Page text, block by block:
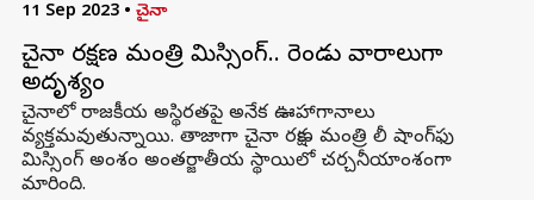
11 Sep 2023 • చైనా
చైనా రక్షణ మంత్రి మిస్సింగ్.. రెండు వారాలుగా
అదృశ్యం
చైనాలో రాజకీయ అస్థిరతపై అనేక ఊహాగానాలు
వ్యక్తమవుతున్నాయి. తాజాగా చైనా రక్షణ మంత్రి లీ షాంగ్‌ఫు
మిస్సింగ్ అంశం అంతర్జాతీయ స్థాయిలో చర్చనీయాంశంగా
మారింది.